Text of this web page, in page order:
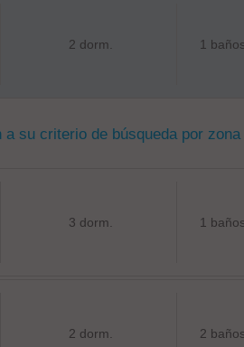
2 dorm. 1 baños
su criterio de búsqueda por zona
3 dorm. 1 baños
2 dorm. 2 baños